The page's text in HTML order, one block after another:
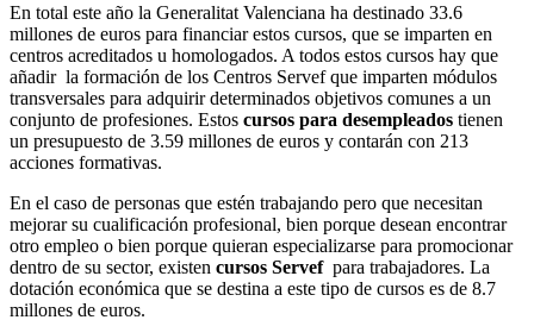
En total este año la Generalitat Valenciana ha destinado 33.6
millones de euros para financiar estos cursos, que se imparten en
centros acreditados u homologados. A todos estos cursos hay que
añadir la formación de los Centros Servef que imparten módulos
transversales para adquirir determinados objetivos comunes a un
conjunto de profesiones. Estos cursos para desempleados tienen
un presupuesto de 3.59 millones de euros y contarán con 213
acciones formativas.
En el caso de personas que estén trabajando pero que necesitan
mejorar su cualificación profesional, bien porque desean encontrar
otro empleo o bien porque quieran especializarse para promocionar
dentro de su sector, existen cursos Servefpara trabajadores. La
dotación económica que se destina a este tipo de cursos es de 8.7
millones de euros.